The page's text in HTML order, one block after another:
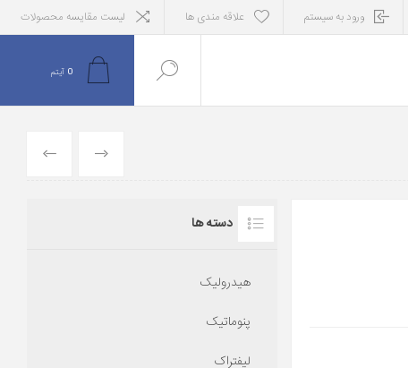
ورود به سیستم علاقه مندی ها لیست مقایسه محصولات
0 آیتم
بعدی
دسته ها
هیدرولیک
پنوماتیک
لیفتراک